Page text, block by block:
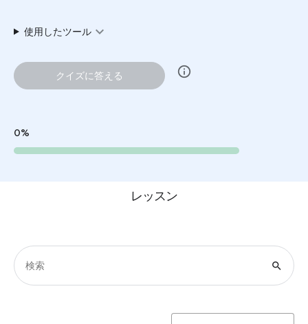
使用したツールexpand_more
クイズに答える info
0%
レッスン
search